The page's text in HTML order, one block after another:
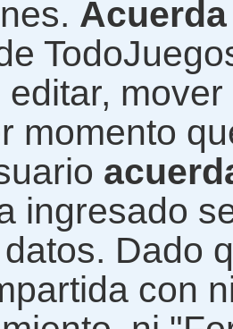
Acuerda
editar,
momento
ingresado
Dado
con